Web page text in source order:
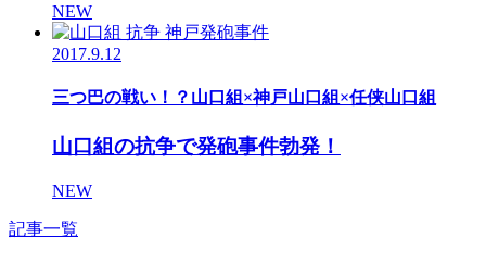
NEW
2017.9.12
三つ巴の戦い！？山口組×神戸山口組×任侠山口組
山口組の抗争で発砲事件勃発！
NEW
記事一覧